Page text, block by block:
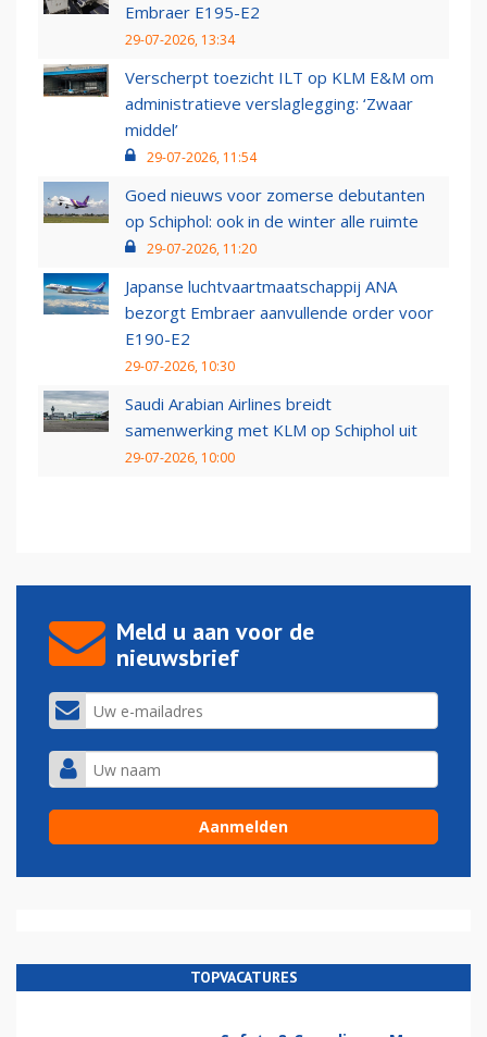
Embraer E195-E2
29-07-2026, 13:34
Verscherpt toezicht ILT op KLM E&M om
administratieve verslaglegging: ‘Zwaar
middel’
29-07-2026, 11:54
Goed nieuws voor zomerse debutanten
op Schiphol: ook in de winter alle ruimte
29-07-2026, 11:20
Japanse luchtvaartmaatschappij ANA
bezorgt Embraer aanvullende order voor
E190-E2
29-07-2026, 10:30
Saudi Arabian Airlines breidt
samenwerking met KLM op Schiphol uit
29-07-2026, 10:00
Meld u aan voor de
nieuwsbrief
TOPVACATURES